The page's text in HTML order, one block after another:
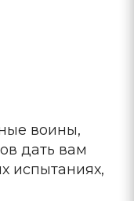
воины,
дать вам
испытаниях,